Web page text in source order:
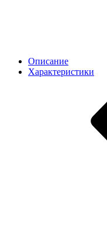
Описание
Характеристики